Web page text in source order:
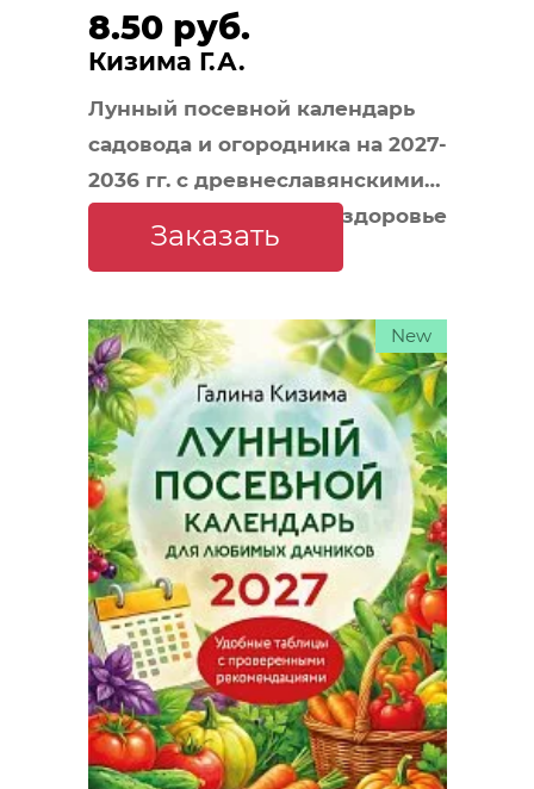
8.50 руб.
Кизима Г.А.
Лунный посевной календарь
садовода и огородника на 2027-
2036 гг. с древнеславянскими
оберегами на урожай, здоровье
и удачуЗаказать
New